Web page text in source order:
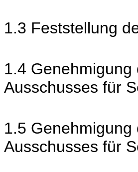
1.3 Feststellung
1.4
Ausschusses für
1.5
Ausschusses für